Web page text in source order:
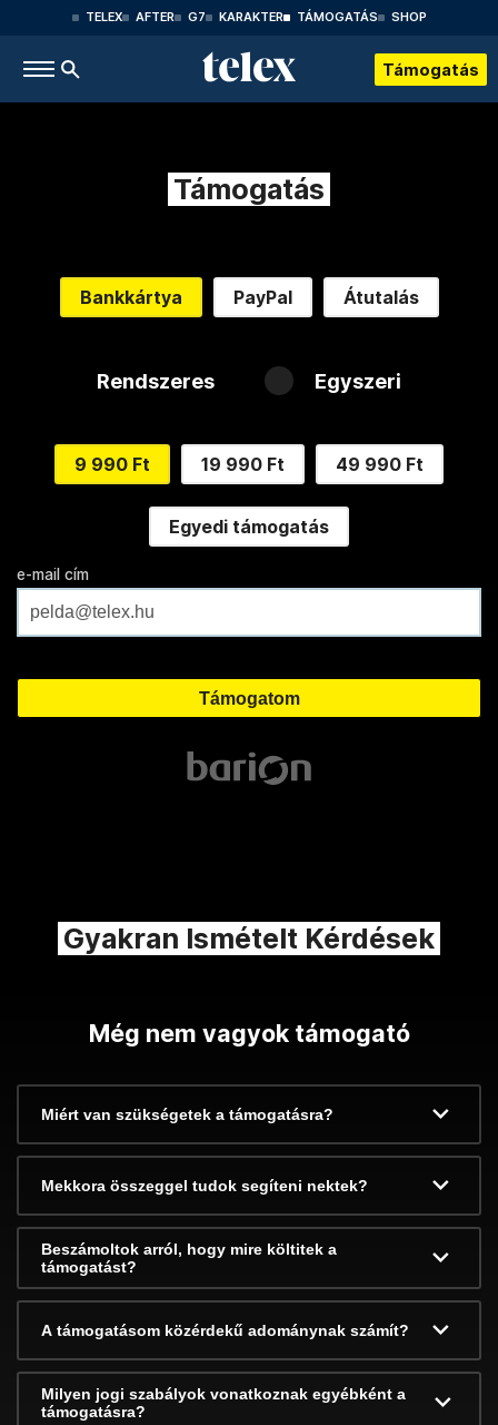
TELEX AFTER G7 KARAKTER TÁMOGATÁS SHOP
Támogatás
Támogatás
Bankkártya PayPal Átutalás
Rendszeres Egyszeri
9 990 Ft 19 990 Ft 49 990 Ft
Egyedi támogatás
e-mail cím
Gyakran Ismételt Kérdések
Még nem vagyok támogató
Miért van szükségetek a támogatásra?
Mekkora összeggel tudok segíteni nektek?
Beszámoltok arról, hogy mire költitek a
támogatást?
A támogatásom közérdekű adománynak számít?
Milyen jogi szabályok vonatkoznak egyébként a
támogatásra?